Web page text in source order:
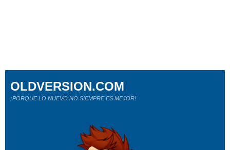
OLDVERSION.COM
¡PORQUE LO NUEVO NO SIEMPRE ES MEJOR!